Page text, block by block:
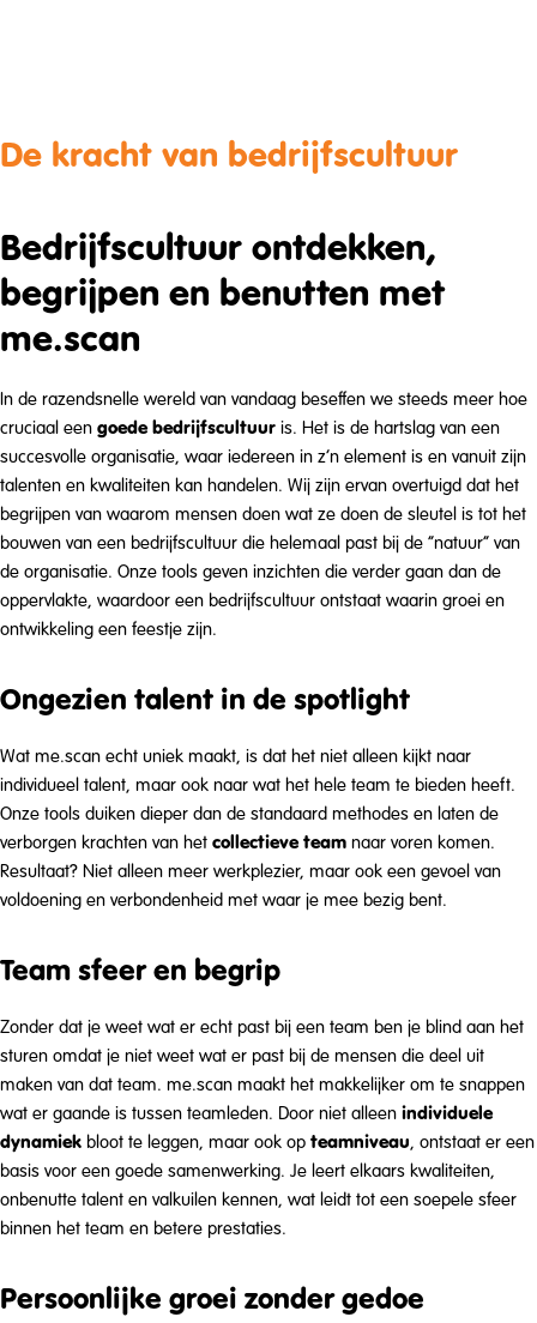
De kracht van bedrijfscultuur
Bedrijfscultuur ontdekken,
begrijpen en benutten met
me.scan
In de razendsnelle wereld van vandaag beseffen we steeds meer hoe
cruciaal een goede bedrijfscultuur is. Het is de hartslag van een
succesvolle organisatie, waar iedereen in z’n element is en vanuit zijn
talenten en kwaliteiten kan handelen. Wij zijn ervan overtuigd dat het
begrijpen van waarom mensen doen wat ze doen de sleutel is tot het
bouwen van een bedrijfscultuur die helemaal past bij de “natuur” van
de organisatie. Onze tools geven inzichten die verder gaan dan de
oppervlakte, waardoor een bedrijfscultuur ontstaat waarin groei en
ontwikkeling een feestje zijn.
Ongezien talent in de spotlight
Wat me.scan echt uniek maakt, is dat het niet alleen kijkt naar
individueel talent, maar ook naar wat het hele team te bieden heeft.
Onze tools duiken dieper dan de standaard methodes en laten de
verborgen krachten van het collectieve team naar voren komen.
Resultaat? Niet alleen meer werkplezier, maar ook een gevoel van
voldoening en verbondenheid met waar je mee bezig bent.
Team sfeer en begrip
Zonder dat je weet wat er echt past bij een team ben je blind aan het
sturen omdat je niet weet wat er past bij de mensen die deel uit
maken van dat team. me.scan maakt het makkelijker om te snappen
wat er gaande is tussen teamleden. Door niet alleen individuele
dynamiek bloot te leggen, maar ook op teamniveau, ontstaat er een
basis voor een goede samenwerking. Je leert elkaars kwaliteiten,
onbenutte talent en valkuilen kennen, wat leidt tot een soepele sfeer
binnen het team en betere prestaties.
Persoonlijke groei zonder gedoe